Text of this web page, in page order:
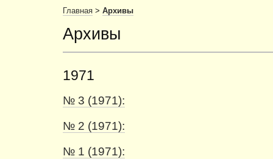
Главная > Архивы
Архивы
1971
№ 3 (1971):
№ 2 (1971):
№ 1 (1971):